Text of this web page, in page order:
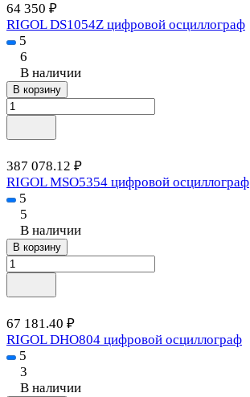
64 350 ₽
RIGOL DS1054Z цифровой осциллограф
5
6
В наличии
В корзину
387 078.12 ₽
RIGOL MSO5354 цифровой осциллограф
5
5
В наличии
В корзину
67 181.40 ₽
RIGOL DHO804 цифровой осциллограф
5
3
В наличии